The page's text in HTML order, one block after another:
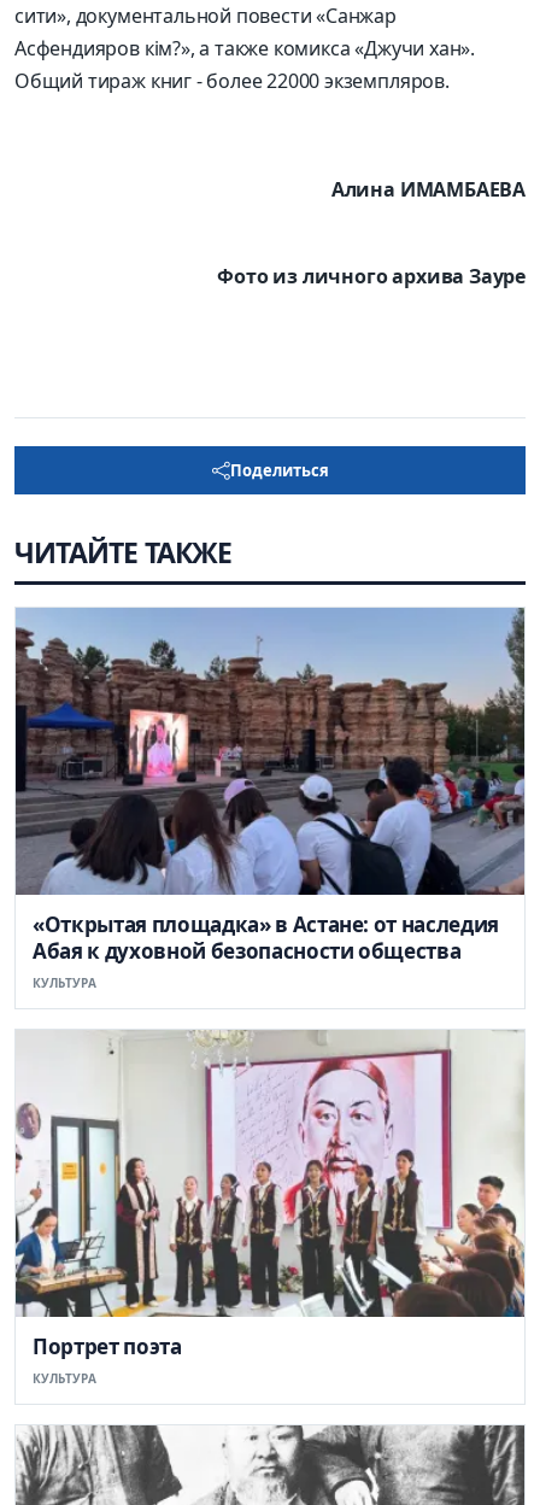
сити», документальной повести «Санжар
Асфендияров кім?», а также комикса «Джучи хан».
Общий тираж книг - более 22000 экземпляров.
Алина ИМАМБАЕВА
Фото из личного архива Зауре
Поделиться
ЧИТАЙТЕ ТАКЖЕ
«Открытая площадка» в Астане: от наследия
Абая к духовной безопасности общества
КУЛЬТУРА
Портрет поэта
КУЛЬТУРА